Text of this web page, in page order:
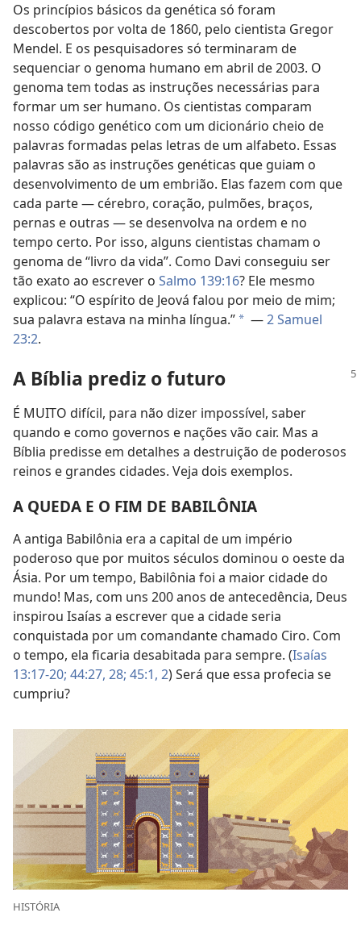
Os princípios básicos da genética só foram
descobertos por volta de 1860, pelo cientista Gregor
Mendel. E os pesquisadores só terminaram de
sequenciar o genoma humano em abril de 2003. O
genoma tem todas as instruções necessárias para
formar um ser humano. Os cientistas comparam
nosso código genético com um dicionário cheio de
palavras formadas pelas letras de um alfabeto. Essas
palavras são as instruções genéticas que guiam o
desenvolvimento de um embrião. Elas fazem com que
cada parte — cérebro, coração, pulmões, braços,
pernas e outras — se desenvolva na ordem e no
tempo certo. Por isso, alguns cientistas chamam o
genoma de “livro da vida”. Como Davi conseguiu ser
tão exato ao escrever o Salmo 139:16? Ele mesmo
explicou: “O espírito de Jeová falou por meio de mim;
sua palavra estava na minha língua.” * —2 Samuel
23:2.
A Bíblia prediz o futuro
É MUITO difícil, para não dizer impossível, saber
quando e como governos e nações vão cair. Mas a
Bíblia predisse em detalhes a destruição de poderosos
reinos e grandes cidades. Veja dois exemplos.
A QUEDA E O FIM DE BABILÔNIA
A antiga Babilônia era a capital de um império
poderoso que por muitos séculos dominou o oeste da
Ásia. Por um tempo, Babilônia foi a maior cidade do
mundo! Mas, com uns 200 anos de antecedência, Deus
inspirou Isaías a escrever que a cidade seria
conquistada por um comandante chamado Ciro. Com
o tempo, ela ficaria desabitada para sempre. (Isaías
13:17-20; 44:27, 28; 45:1, 2) Será que essa profecia se
cumpriu?
HISTÓRIA